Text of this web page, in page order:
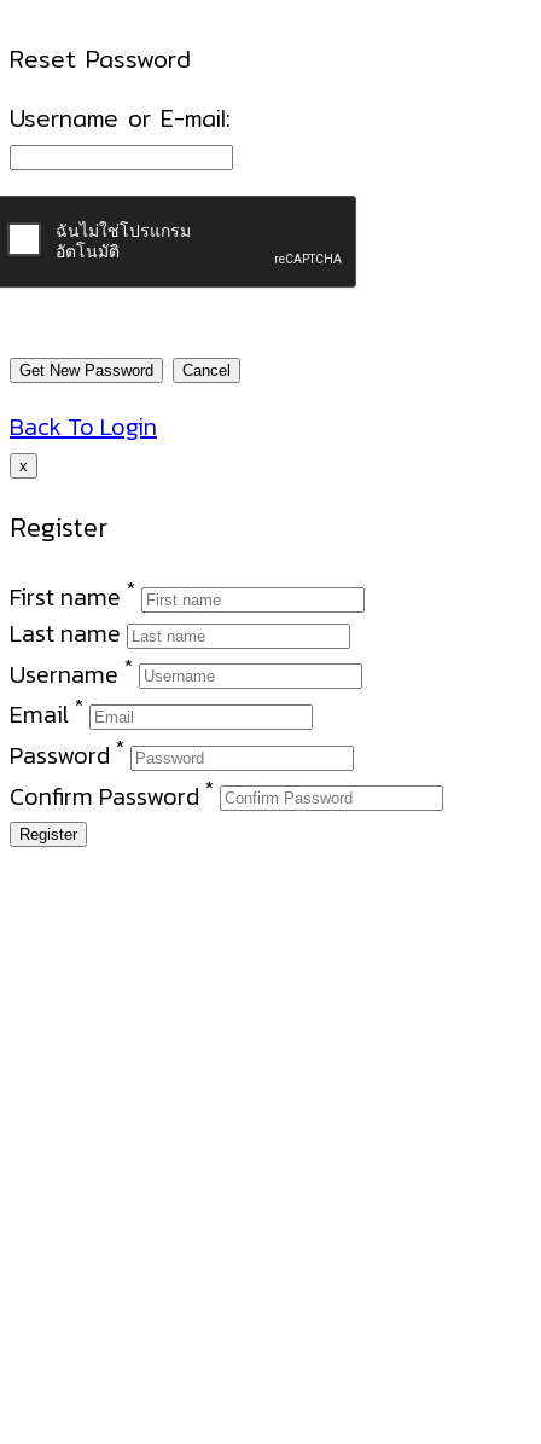
Reset Password
Username or E-mail:
Back To Login
x
Register
First name *
Last name
Username *
Email *
Password *
Confirm Password *
Register